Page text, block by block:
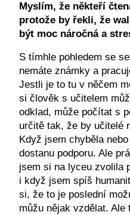
Myslím, že někteří
protože by řekli, že
být moc náročná a
S tímhle pohledem se
nemáte známky a
Jestli je to tu v něčem
si člověk s učitelem
odklad, může počítat s
určitě tak, že by učitelé
Když jsem chyběla
dostanu podporu. Ale
jsem si na lyceu zvolila
i když jsem spíš
si, že to je poslední
můžu nějak vzdělat. Ale